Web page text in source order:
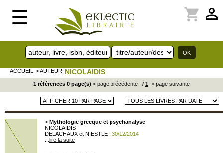
☰ perm_identity
shopping_cart
ACCUEIL > AUTEUR NICOLAIDIS
1 références 0 page(s) < page précédente / 1 > page suivante
> Mythologie grecque et psychanalyse
NICOLAIDIS
DELACHAUX et NIESTLE : 30/12/2014
lire la suite